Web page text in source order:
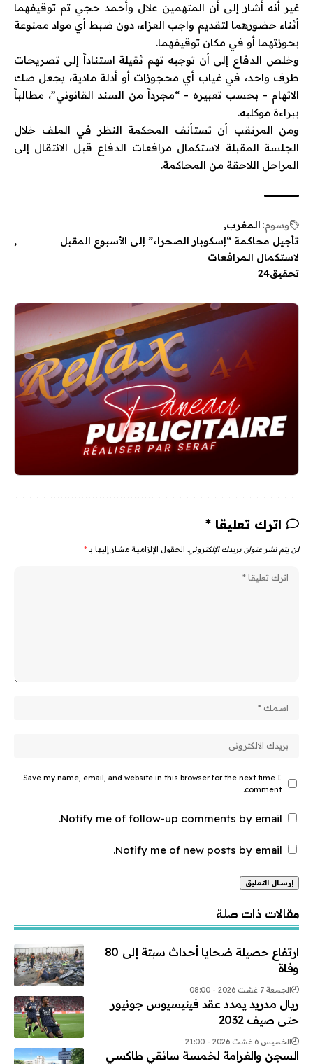
غير أنه أشار إلى أن المتهمين علال وأحمد حجي تم توقيفهما
أثناء حضورهما لتقديم واجب العزاء، دون ضبط أي مواد ممنوعة
بحوزتهما أو في مكان توقيفهما.
وخلص الدفاع إلى أن توجيه تهم ثقيلة استناداً إلى تصريحات
طرف واحد، في غياب أي محجوزات أو أدلة مادية، يجعل صك
الاتهام – بحسب تعبيره – “مجرداً من السند القانوني”، مطالباً
ببراءة موكليه.
ومن المرتقب أن تستأنف المحكمة النظر في الملف خلال
الجلسة المقبلة لاستكمال مرافعات الدفاع قبل الانتقال إلى
المراحل اللاحقة من المحاكمة.
وسوم: المغرب
تأجيل محاكمة “إسكوبار الصحراء” إلى الأسبوع المقبل
لاستكمال المرافعات
تحقيق24
اترك تعليقا *
لن يتم نشر عنوان بريدك الإلكتروني. الحقول الإلزامية مشار إليها بـ *
Save my name, email, and website in this browser for the next time I
comment.
Notify me of follow-up comments by email.
Notify me of new posts by email.
مقالات ذات صلة
ارتفاع حصيلة ضحايا أحداث سبتة إلى 80
وفاة
الجمعة 7 غشت 2026 - 08:00
ريال مدريد يمدد عقد فينيسيوس جونيور
حتى صيف 2032
الخميس 6 غشت 2026 - 21:00
السجن والغرامة لخمسة سائقي طاكسي